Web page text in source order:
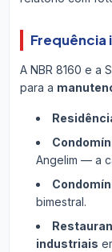
Frequência
A NBR 8160 e a
para a
Angelim — a
bimestral.
industriais